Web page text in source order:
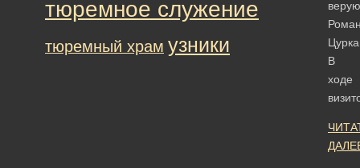
В
ходе
тюремное служение
тюремный храм узники